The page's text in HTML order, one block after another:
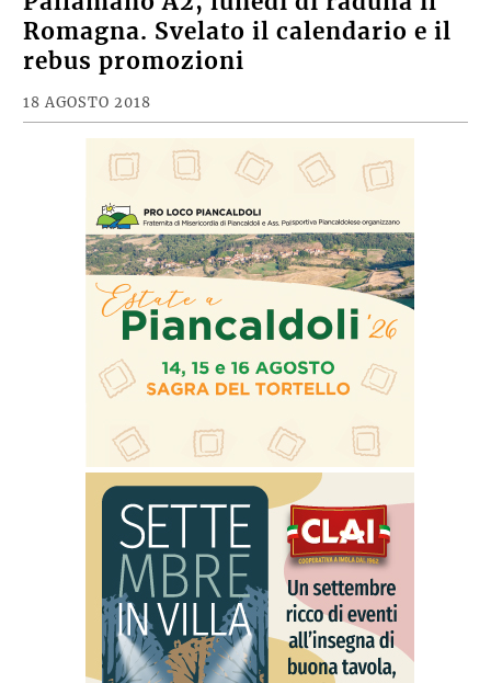
Romagna. Svelato il calendario e il
rebus promozioni
18 AGOSTO 2018